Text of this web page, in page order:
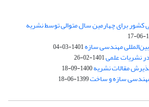
برای چهارمین سال متوالی توسط نشریه
مهندسی سازه1401-03-04
نشریات علمی1401-02-26
مقالات نشریه1400-09-18
1399-06-18